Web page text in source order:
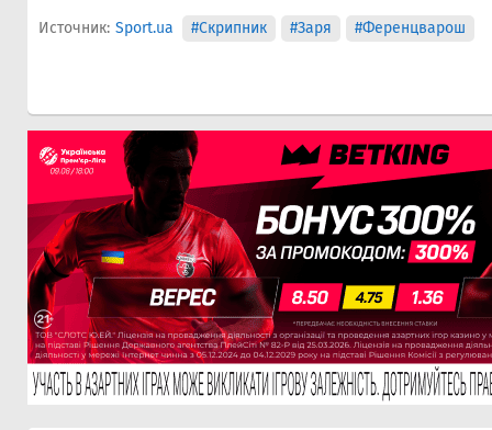
Источник: Sport.ua #Скрипник #Заря #Ференцварош